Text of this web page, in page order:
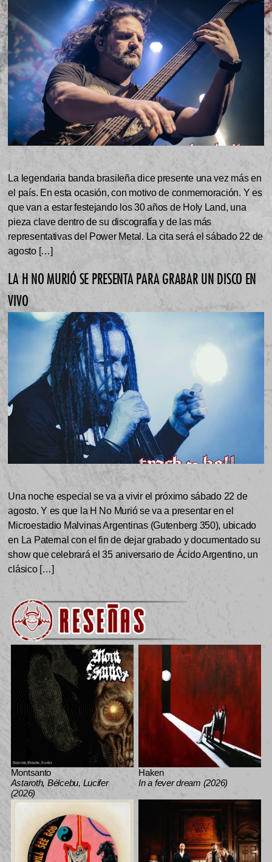
La legendaria banda brasileña dice presente una vez más en
el país. En esta ocasión, con motivo de conmemoración. Y es
que van a estar festejando los 30 años de Holy Land, una
pieza clave dentro de su discografía y de las más
representativas del Power Metal. La cita será el sábado 22 de
agosto […]
LA H NO MURIÓ SE PRESENTA PARA GRABAR UN DISCO EN
VIVO
Una noche especial se va a vivir el próximo sábado 22 de
agosto. Y es que la H No Murió se va a presentar en el
Microestadio Malvinas Argentinas (Gutenberg 350), ubicado
en La Paternal con el fin de dejar grabado y documentado su
show que celebrará el 35 aniversario de Ácido Argentino, un
clásico […]
Montsanto
Astaroth, Bélcebu, Lucifer
(2026)
Haken
In a fever dream (2026)